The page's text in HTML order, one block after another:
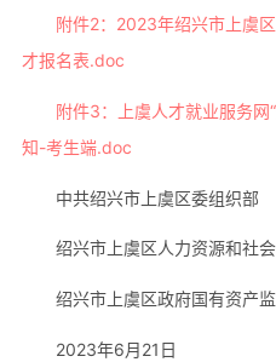
附件2：2023年绍兴市上虞
才报名表.doc
附件3：上虞人才就业服务网
知-考生端.doc
中共绍兴市上虞区委组织部
绍兴市上虞区人力资源和社
绍兴市上虞区政府国有资产
2023年6月21日